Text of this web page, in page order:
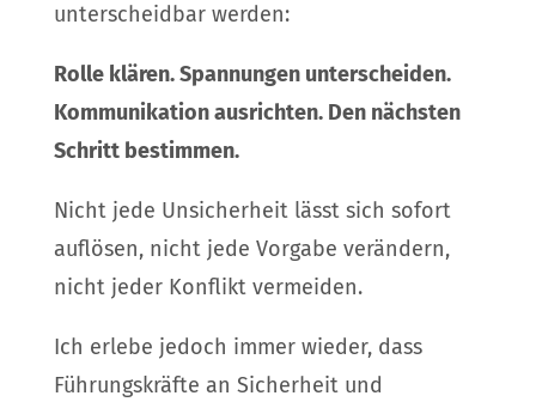
unterscheidbar werden:
Rolle klären. Spannungen unterscheiden.
Kommunikation ausrichten. Den nächsten
Schritt bestimmen.
Nicht jede Unsicherheit lässt sich sofort
auflösen, nicht jede Vorgabe verändern,
nicht jeder Konflikt vermeiden.
Ich erlebe jedoch immer wieder, dass
Führungskräfte an Sicherheit und